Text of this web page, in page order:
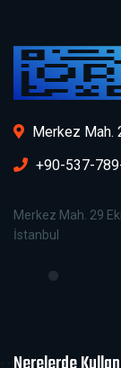
Merkez Mah.
+90-537-
Merkez Mah. 29
İstanbul